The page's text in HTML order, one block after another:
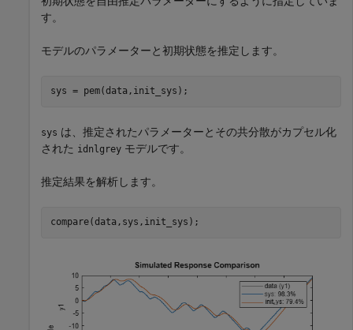
す。
モデルのパラメーターと初期状態を推定します。
sys = pem(data,init_sys);
sys は、推定されたパラメーターとその共分散がカプセル化
された idnlgrey モデルです。
推定結果を解析します。
compare(data,sys,init_sys);